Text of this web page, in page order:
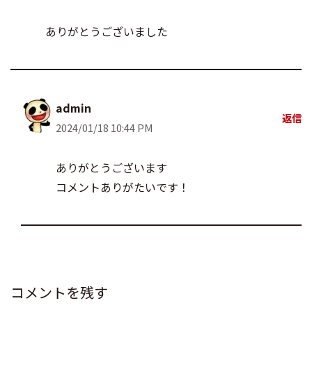
ありがとうございました
admin
2024/01/18 10:44 PM
返信
ありがとうございます
コメントありがたいです！
コメントを残す